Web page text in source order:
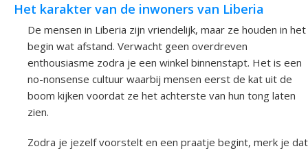
Het karakter van de inwoners van Liberia
De mensen in Liberia zijn vriendelijk, maar ze houden in het
begin wat afstand. Verwacht geen overdreven
enthousiasme zodra je een winkel binnenstapt. Het is een
no-nonsense cultuur waarbij mensen eerst de kat uit de
boom kijken voordat ze het achterste van hun tong laten
zien.
Zodra je jezelf voorstelt en een praatje begint, merk je dat